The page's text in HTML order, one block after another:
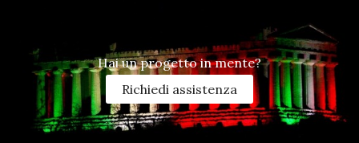
Hai un progetto in mente?
Richiedi assistenza